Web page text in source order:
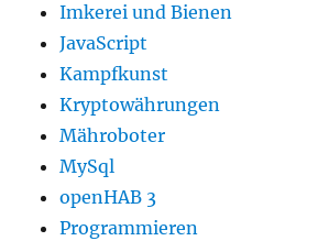
Imkerei und Bienen
JavaScript
Kampfkunst
Kryptowährungen
Mähroboter
MySql
openHAB 3
Programmieren